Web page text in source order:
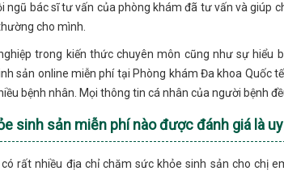
ngũ bác sĩ tư vấn của phòng khám đã tư vấn và giúp
cho mình.
trong kiến thức chuyên môn cũng như sự hiểu
sản online miễn phí tại Phòng khám Đa khoa Quốc
bệnh nhân. Mọi thông tin cá nhân của người bệnh
sinh sản miễn phí nào được đánh giá là
có rất nhiều địa chỉ chăm sức khỏe sinh sản cho chị